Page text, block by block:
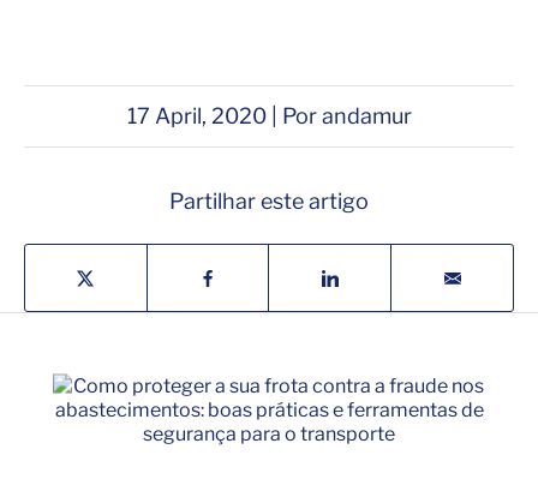
17 April, 2020 | Por andamur
Partilhar este artigo